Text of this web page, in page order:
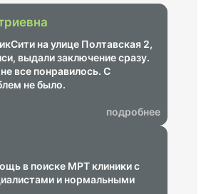
на улице Полтавская 2,
выдали заключение сразу.
все понравилось. С
не было.
подробнее
в поиске МРТ клиники с
и нормальными